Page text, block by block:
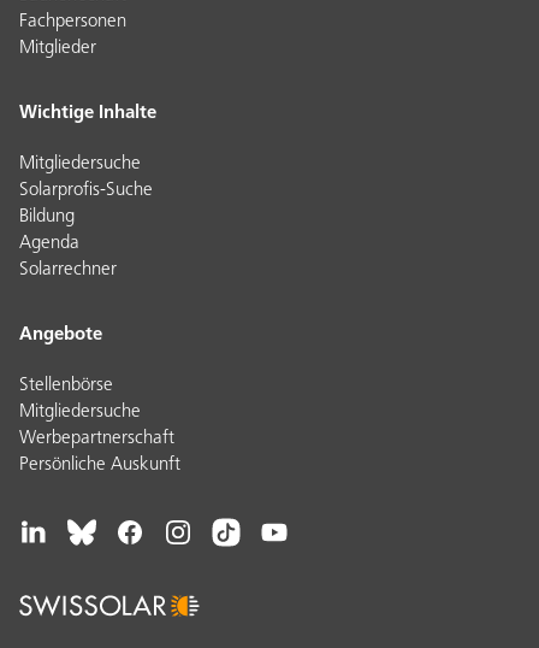
Fachpersonen
Mitglieder
Wichtige Inhalte
Mitgliedersuche
Solarprofis-Suche
Bildung
Agenda
Solarrechner
Angebote
Stellenbörse
Mitgliedersuche
Werbepartnerschaft
Persönliche Auskunft